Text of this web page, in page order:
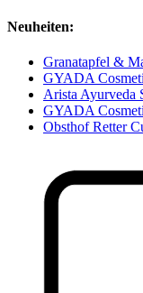
Neuheiten:
Granatapfel &
GYADA
Arista Ayurveda
GYADA
Obsthof Retter